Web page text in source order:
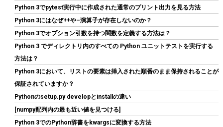
SYY サーマルペースト 3g CPUグリス カーボンベース 高性能 |
CPUペースト;ヒートシンク/IC/プロセッサ対応;熱インターフェー
ス素材;非導電;なめらか塗布
こちら)
Python 3でpytest実行中に作成された通常のプリント出力を見る方法
Python 3にはなぜ++や–演算子が存在しないのか？
Python 3でオプション引数を持つ関数を定義する方法は？
Python 3 でディレクトリ内のすべての Python ユニットテストを実行する
方法は？
Python 3において、リストの要素は挿入された順番のまま保持されることが
保証されていますか？
Pythonのsetup.py developとinstallの違い
[numpy配列内の最も近い値を見つける]
Python 3でのPython辞書をkwargsに変換する方法